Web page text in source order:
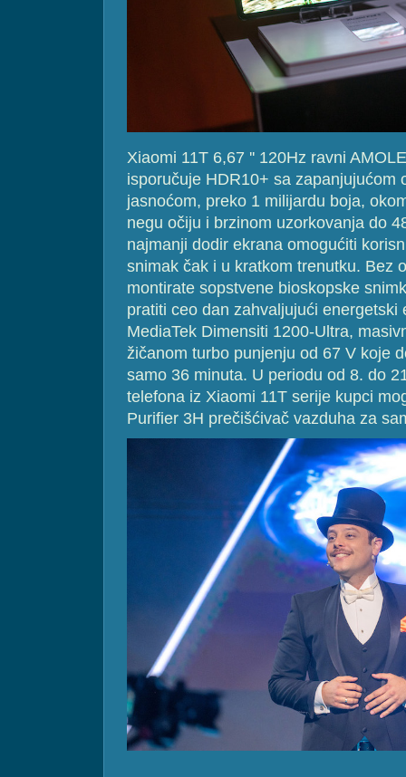
Xiaomi 11T 6,67 '' 120Hz ravni
isporučuje HDR10+ sa zapanjujućom
jasnoćom, preko 1 milijardu boja,
negu očiju i brzinom uzorkovanja do
najmanji dodir ekrana omogućiti
snimak čak i u kratkom trenutku. Bez
montirate sopstvene bioskopske
pratiti ceo dan zahvaljujući energetski
MediaTek Dimensiti 1200-Ultra,
žičanom turbo punjenju od 67 V koje
samo 36 minuta. U periodu od 8. do
telefona iz Xiaomi 11T serije kupci
Purifier 3H prečišćivač vazduha za